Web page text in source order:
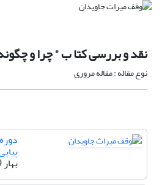
نقد و بررسی کتا ب " چرا و
نوع مقاله : مقاله مروری
پیاپی
بهار 1389